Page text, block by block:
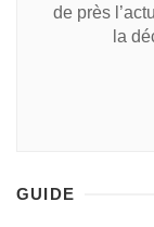
de près
la
GUIDE